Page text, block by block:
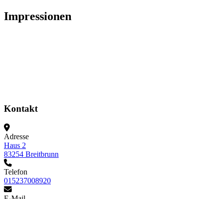
Impressionen
Kontakt
Adresse
Haus 2
83254 Breitbrunn
Telefon
015237008920